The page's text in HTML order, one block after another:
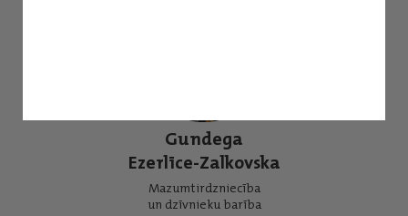
Gundega
Ezerlīce-Zalkovska
Mazumtirdzniecība
un dzīvnieku barība